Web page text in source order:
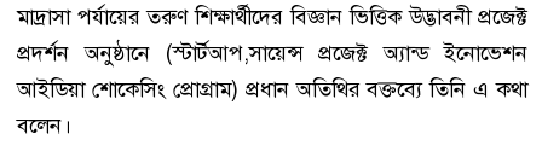
মাদ্রাসা পর্যায়ের তরুণ শিক্ষার্থীদের বিজ্ঞান ভিত্তিক উদ্ভাবনী প্রজেক্ট
প্রদর্শন অনুষ্ঠানে (স্টার্টআপ,সায়েন্স প্রজেক্ট অ্যান্ড ইনোভেশন
আইডিয়া শোকেসিং প্রোগ্রাম) প্রধান অতিথির বক্তব্যে তিনি এ কথা
বলেন।